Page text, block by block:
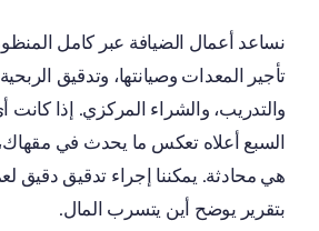
نساعد أعمال الضيافة عبر كامل
تأجير المعدات وصيانتها، وتدقيق
والتدريب، والشراء المركزي. إذا كانت
السبع أعلاه تعكس ما يحدث في مقهاك،
هي محادثة. يمكننا إجراء تدقيق دقيق
بتقرير يوضح أين يتسرب المال.